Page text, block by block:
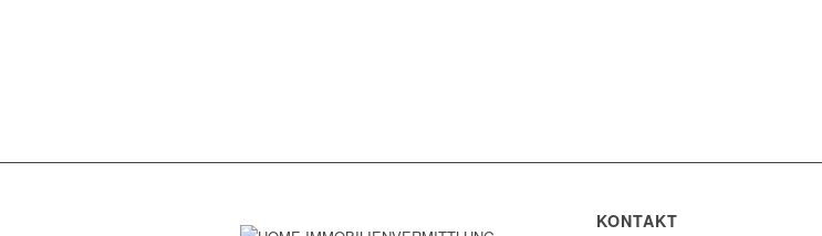
KONTAKT